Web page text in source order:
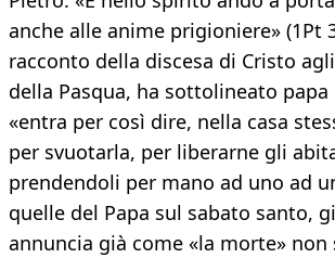
anche alle anime prigioniere» (1Pt
racconto della discesa di Cristo
della Pasqua, ha sottolineato papa
«entra per così dire, nella casa
per svuotarla, per liberarne gli
prendendoli per mano ad uno ad
quelle del Papa sul sabato santo,
annuncia già come «la morte» non